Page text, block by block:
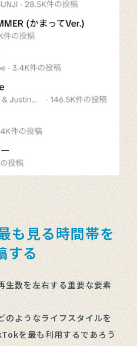
も見る時間帯を
する
生数を左右する重要な要素
のようなライフスタイルを
を最も利用するであろう